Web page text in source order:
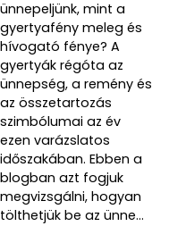
ünnepeljünk, mint a
gyertyafény meleg és
hívogató fénye? A
gyertyák régóta az
ünnepség, a remény és
az összetartozás
szimbólumai az év
ezen varázslatos
időszakában. Ebben a
blogban azt fogjuk
megvizsgálni, hogyan
tölthetjük be az ünne...